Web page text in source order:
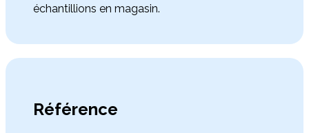
échantillions en magasin.
Référence